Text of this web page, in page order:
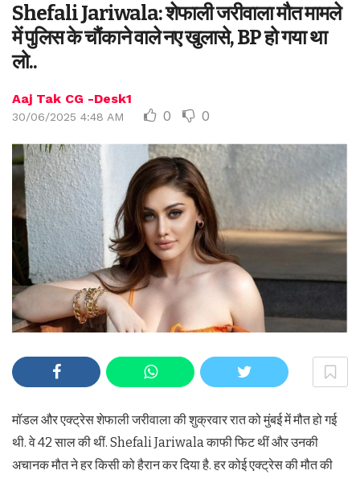
Shefali Jariwala: शेफाली जरीवाला मौत मामले
में पुलिस के चौंकाने वाले नए खुलासे, BP हो गया था
लो..
Aaj Tak CG -Desk1
30/06/2025 4:48 AM 0 0
मॉडल और एक्ट्रेस शेफाली जरीवाला की शुक्रवार रात को मुंबई में मौत हो गई
थी. वे 42 साल की थीं. Shefali Jariwala काफी फिट थीं और उनकी
अचानक मौत ने हर किसी को हैरान कर दिया है. हर कोई एक्ट्रेस की मौत की